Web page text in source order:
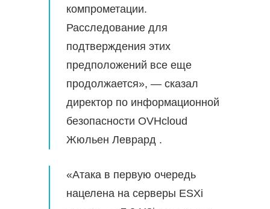
компрометации.
Расследование для
подтверждения этих
предположений все еще
продолжается», — сказал
директор по информационной
безопасности OVHcloud
Жюльен Леврард .
«Атака в первую очередь
нацелена на серверы ESXi